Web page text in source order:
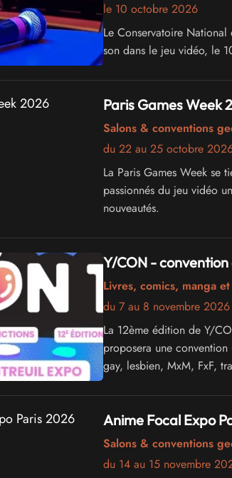
le 10 octobre 2026
Le Conservatoire
son dans le jeu vidéo, le
Paris Games Week
Salons & conventions
du 22 au 25 octobre
La Paris Games Week
passionnés du jeu vidéo
nouveautés.
Y/CON -
Livres, comics, manga
du 7 au 8 novembre 2026
La 12ème édition de Y/
proposera une
gay, lesbien, MxM, FxF,
Anime Focal Expo
Salons & conventions
du 14 au 15 novembre